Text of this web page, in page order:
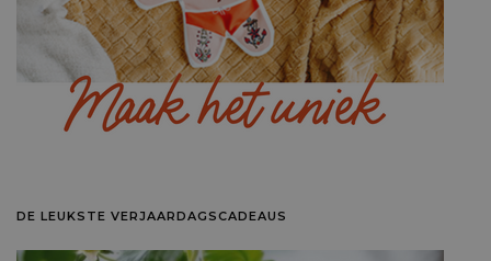
DE LEUKSTE VERJAARDAGSCADEAUS